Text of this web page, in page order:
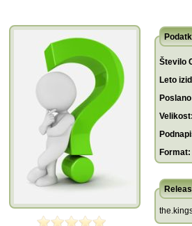
Število
Leto
Format: